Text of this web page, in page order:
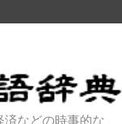
済などの時事的な